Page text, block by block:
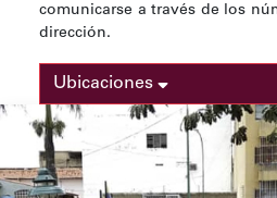
comunicarse a través de los
dirección.
Ubicaciones